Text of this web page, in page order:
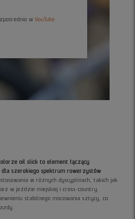
w YouTube
oil slick to element łączący
dla szerokiego spektrum rowerzystów
w różnych dyscyplinach, takich jak
w jeździe miejskiej i cross-country.
stabilnego mocowania sztycy, co